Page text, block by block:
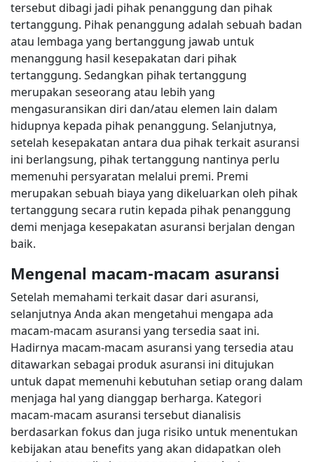
tersebut dibagi jadi pihak penanggung dan pihak
tertanggung. Pihak penanggung adalah sebuah badan
atau lembaga yang bertanggung jawab untuk
menanggung hasil kesepakatan dari pihak
tertanggung. Sedangkan pihak tertanggung
merupakan seseorang atau lebih yang
mengasuransikan diri dan/atau elemen lain dalam
hidupnya kepada pihak penanggung. Selanjutnya,
setelah kesepakatan antara dua pihak terkait asuransi
ini berlangsung, pihak tertanggung nantinya perlu
memenuhi persyaratan melalui premi. Premi
merupakan sebuah biaya yang dikeluarkan oleh pihak
tertanggung secara rutin kepada pihak penanggung
demi menjaga kesepakatan asuransi berjalan dengan
baik.
Mengenal macam-macam asuransi
Setelah memahami terkait dasar dari asuransi,
selanjutnya Anda akan mengetahui mengapa ada
macam-macam asuransi yang tersedia saat ini.
Hadirnya macam-macam asuransi yang tersedia atau
ditawarkan sebagai produk asuransi ini ditujukan
untuk dapat memenuhi kebutuhan setiap orang dalam
menjaga hal yang dianggap berharga. Kategori
macam-macam asuransi tersebut dianalisis
berdasarkan fokus dan juga risiko untuk menentukan
kebijakan atau benefits yang akan didapatkan oleh